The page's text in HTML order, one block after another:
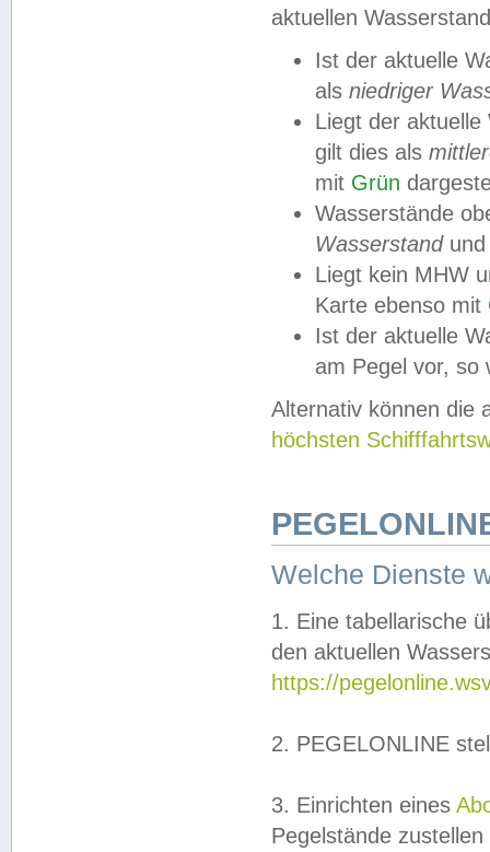
aktuellen
Ist der aktuelle
als niedriger
Liegt der
gilt dies als
mit Grün
Wasserstände
Wasserstandund
Liegt kein MHW
Karte ebenso mit
Ist der aktuelle
am Pegel vor,
Alternativ können die
höchsten
Welche Dienste
1. Eine tabellarische
den aktuellen
https://
2. PEGELONLINE
3. Einrichten eines
Pegelstände